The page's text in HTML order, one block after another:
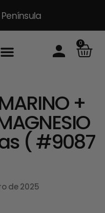
0
+
( #9087
de 2025